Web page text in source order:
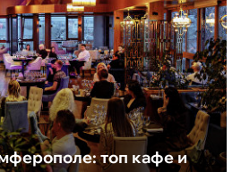
топ кафе и